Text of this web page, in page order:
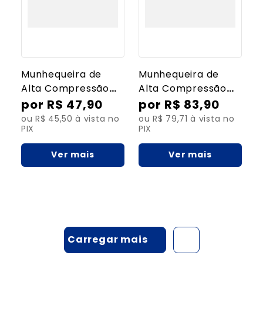
Munhequeira de
Alta Compressão
Elástica - Unitária
R$ 47,90
ou R$ 45,50 à vista no
PIX
Ver mais
Munhequeira de
Alta Compressão
Elástica - Par
R$ 83,90
ou R$ 79,71 à vista no
PIX
Ver mais